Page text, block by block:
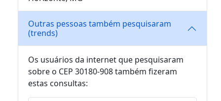
Outras pessoas também pesquisaram
(trends)
Os usuários da internet que pesquisaram
sobre o CEP 30180-908 também fizeram
estas consultas: